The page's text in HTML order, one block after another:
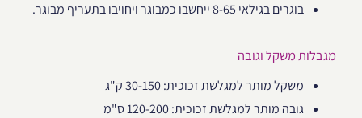
בוגרים בגילאי 8-65 ייחשבו כמבוגר ויחויבו בתעריף מבוגר.
מגבלות משקל וגובה
משקל מותר למגלשת זכוכית: 30-150 ק"ג
גובה מותר למגלשת זכוכית: 120-200 ס"מ